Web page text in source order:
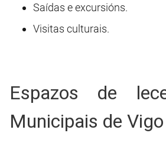
Saídas e excursións.
Visitas culturais.
Espazos de
Municipais de Vigo